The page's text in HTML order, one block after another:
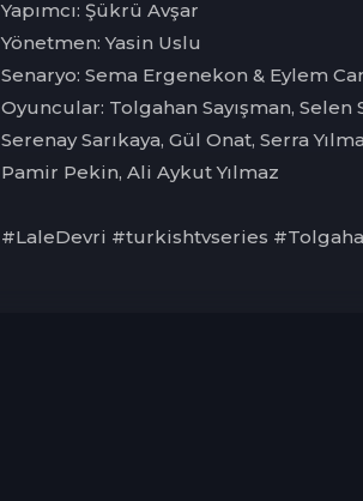
Yapımcı: Şükrü Avşar
Yönetmen: Yasin Uslu
Senaryo: Sema Ergenekon & Eylem
Oyuncular: Tolgahan Sayışman,
Serenay Sarıkaya, Gül Onat, Serra
Pamir Pekin, Ali Aykut Yılmaz
#LaleDevri #turkishtvseries